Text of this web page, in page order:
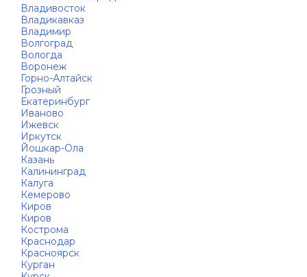
Владивосток
Владикавказ
Владимир
Волгоград
Вологда
Воронеж
Горно-Алтайск
Грозный
Екатеринбург
Иваново
Ижевск
Иркутск
Йошкар-Ола
Казань
Калининград
Калуга
Кемерово
Киров
Киров
Кострома
Краснодар
Красноярск
Курган